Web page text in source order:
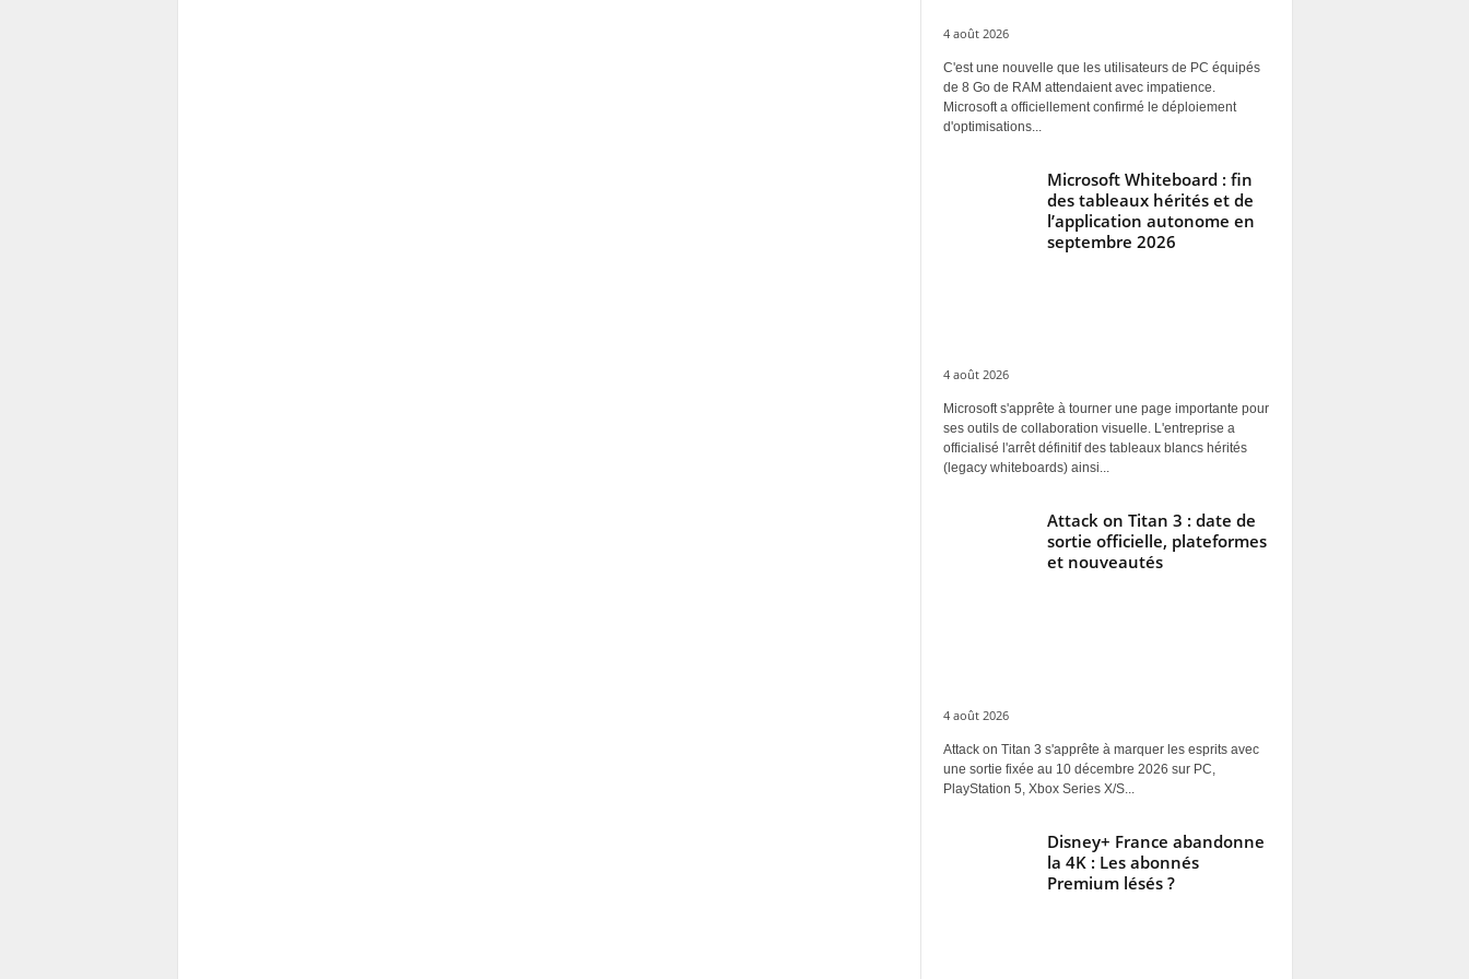
4 août 2026
C'est une nouvelle que les utilisateurs de PC équipés
de 8 Go de RAM attendaient avec impatience.
Microsoft a officiellement confirmé le déploiement
d'optimisations...
Microsoft Whiteboard : fin
des tableaux hérités et de
l’application autonome en
septembre 2026
4 août 2026
Microsoft s'apprête à tourner une page importante pour
ses outils de collaboration visuelle. L'entreprise a
officialisé l'arrêt définitif des tableaux blancs hérités
(legacy whiteboards) ainsi...
Attack on Titan 3 : date de
sortie officielle, plateformes
et nouveautés
4 août 2026
Attack on Titan 3 s'apprête à marquer les esprits avec
une sortie fixée au 10 décembre 2026 sur PC,
PlayStation 5, Xbox Series X/S...
Disney+ France abandonne
la 4K : Les abonnés
Premium lésés ?